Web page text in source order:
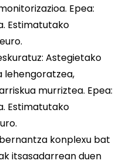
Epea:
Estimatutako
Astegietako
lehengoratzea,
murriztea. Epea:
Estimatutako
konplexu bat
itsasadarrean duen